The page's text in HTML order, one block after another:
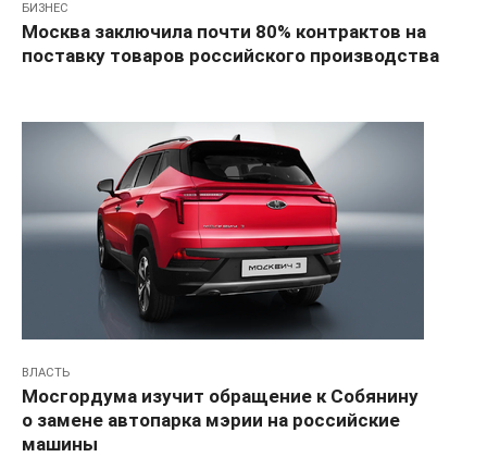
БИЗНЕС
Москва заключила почти 80% контрактов на
поставку товаров российского производства
ВЛАСТЬ
Мосгордума изучит обращение к Собянину
о замене автопарка мэрии на российские
машины